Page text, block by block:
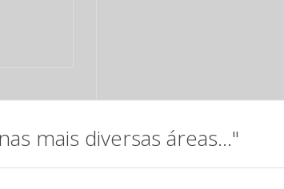
mais diversas áreas..."